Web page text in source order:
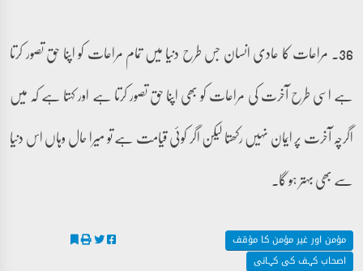
36۔ مراعات کا عادی انسان جس طرح دنیا میں تمام مراعات کو اپنا حق تصور کرتا
ہے اسی طرح آخرت کی مراعات کو بھی اپنا حق تصور کرتا ہے اور کہتا ہے کہ میں
اگرچہ آخرت پر ایمان نہیں رکھتا لیکن اگر کوئی قیامت ہے تو میرا حال وہاں اس دنیا
سے بھی بہتر ہو گا۔
مؤمن اور غیر مؤمن کا مؤقف
اصحاب کہف کی کہانی